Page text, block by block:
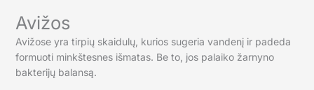
Avižos
Avižose yra tirpių skaidulų, kurios sugeria vandenį ir padeda
formuoti minkštesnes išmatas. Be to, jos palaiko žarnyno
bakterijų balansą.